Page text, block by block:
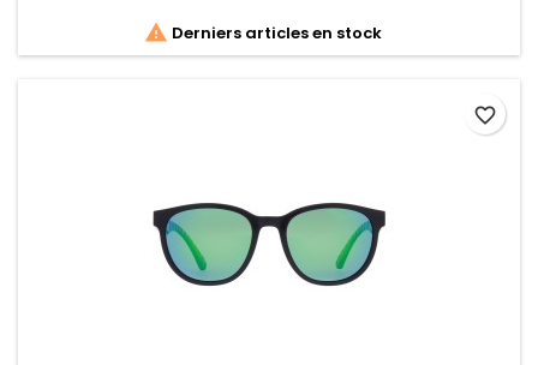
 Derniers articles en stock
favorite_border